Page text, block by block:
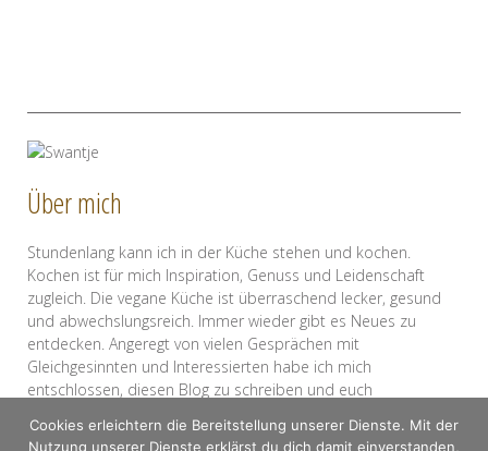
Über mich
Stundenlang kann ich in der Küche stehen und kochen.
Kochen ist für mich Inspiration, Genuss und Leidenschaft
zugleich. Die vegane Küche ist überraschend lecker, gesund
und abwechslungsreich. Immer wieder gibt es Neues zu
entdecken. Angeregt von vielen Gesprächen mit
Gleichgesinnten und Interessierten habe ich mich
entschlossen, diesen Blog zu schreiben und euch
hoffe, ihr habt damit genau so viel Spaß wie ich und freue
Cookies erleichtern die Bereitstellung unserer Dienste. Mit der
Nutzung unserer Dienste erklärst du dich damit einverstanden,